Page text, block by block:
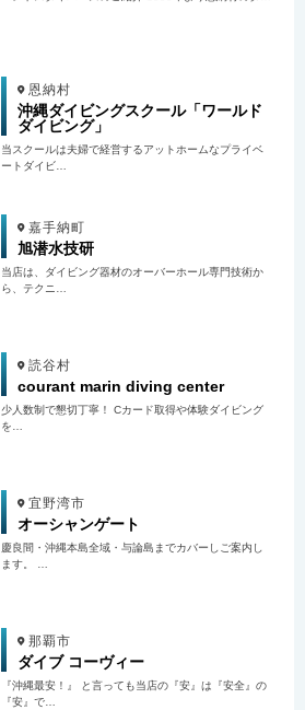
恩納村
沖縄ダイビングスクール「ワールド
ダイビング」
当スクールは夫婦で経営するアットホームなプライベ
ートダイビ…
嘉手納町
旭潜水技研
当店は、ダイビング器材のオーバーホール専門技術か
ら、テクニ…
読谷村
courant marin diving center
少人数制で懇切丁寧！ Cカード取得や体験ダイビング
を…
宜野湾市
オーシャンゲート
慶良間・沖縄本島全域・与論島までカバーしご案内し
ます。 …
那覇市
ダイブ コーヴィー
『沖縄最安！』 と言っても当店の『安』は『安全』の
『安』で…